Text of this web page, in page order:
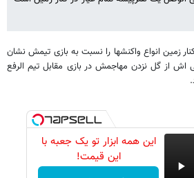
زمین انواع واکنشها را نسبت به بازی تیمش نشان
اش از گل نزدن مهاجمش در بازی مقابل تیم الرفع
این همه ابزار تو یک جعبه با
این قیمت!